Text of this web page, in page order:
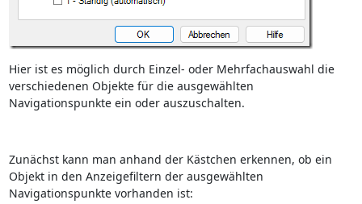
Hier ist es möglich durch Einzel- oder Mehrfachauswahl die
verschiedenen Objekte für die ausgewählten
Navigationspunkte ein oder auszuschalten.
Zunächst kann man anhand der Kästchen erkennen, ob ein
Objekt in den Anzeigefiltern der ausgewählten
Navigationspunkte vorhanden ist: